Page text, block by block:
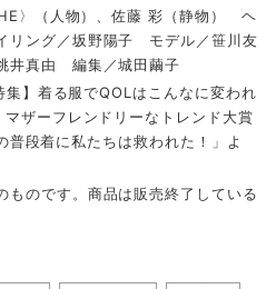
〉（人物）、佐藤 彩（静物） ヘ
リング／坂野陽子 モデル／笹川友
井真由 編集／城田繭子
】着る服でQOLはこんなに変われ
ザーフレンドリーなトレンド大賞
段着に私たちは救われた！」よ
ものです。商品は販売終了している